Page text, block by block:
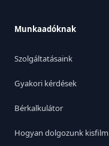
Munkaadóknak
Szolgáltatásaink
Gyakori kérdések
Bérkalkulátor
Hogyan dolgozunk kisfilm